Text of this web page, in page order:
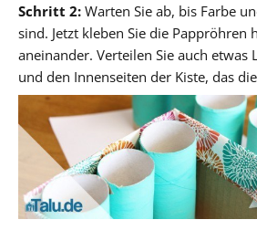
Schritt 2: Warten Sie ab, bis Farbe
sind. Jetzt kleben Sie die Pappröhren
aneinander. Verteilen Sie auch etwas
und den Innenseiten der Kiste, das